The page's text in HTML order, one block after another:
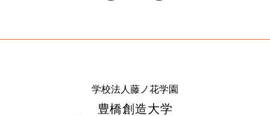
学校法人藤ノ花学園
豊橋創造大学